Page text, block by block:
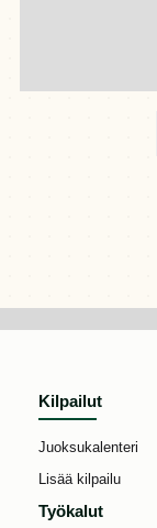
Kilpailut
Juoksukalenteri
Lisää kilpailu
Työkalut